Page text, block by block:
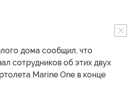
дома сообщил, что
сотрудников об этих двух
Marine One в конце